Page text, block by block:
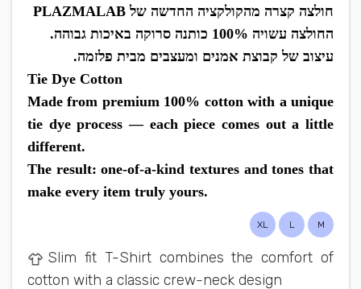
חולצה קצרה מהקולקציה החדשה של PLAZMALAB
החולצה עשויה 100% כותנה סרוקה באיכות גבוהה.
עיצוב של קבוצת אמנים ומעצבים מבית פלזמה.
Tie Dye Cotton
Made from premium 100% cotton with a unique
tie dye process — each piece comes out a little
different.
The result: one-of-a-kind textures and tones that
make every item truly yours.
M
L
XL
Slim fit T-Shirt combines the comfort of
cotton with a classic crew-neck design